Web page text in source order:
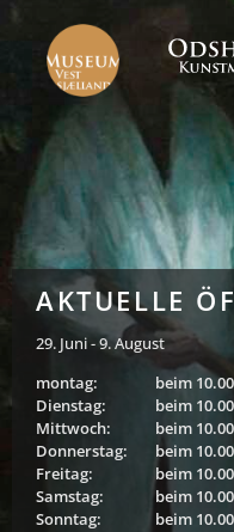
AKTUELLE
29. Juni - 9. August
montag:
beim
Dienstag:
beim
Mittwoch:
beim
Donnerstag:
beim
Freitag:
beim
Samstag:
beim
Sonntag:
beim